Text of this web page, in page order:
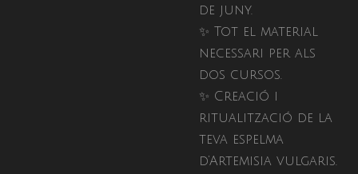
de juny.
✨ Tot el material
necessari per als
dos cursos.
✨ Creació i
ritualització de la
teva espelma
d’Artemisia vulgaris.